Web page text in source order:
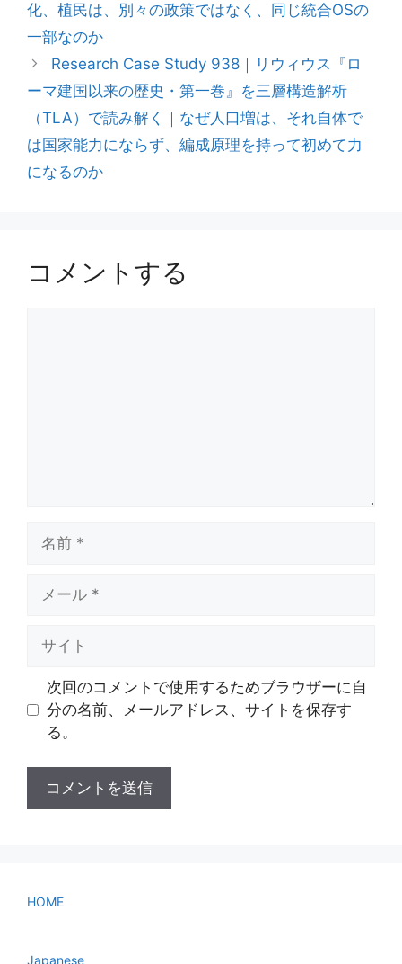
化、植民は、別々の政策ではなく、同じ統合OSの
一部なのか
Research Case Study 938｜リウィウス『ロ
ーマ建国以来の歴史・第一巻』を三層構造解析
（TLA）で読み解く｜なぜ人口増は、それ自体で
は国家能力にならず、編成原理を持って初めて力
になるのか
コメントする
次回のコメントで使用するためブラウザーに自
分の名前、メールアドレス、サイトを保存す
る。
HOME
Japanese